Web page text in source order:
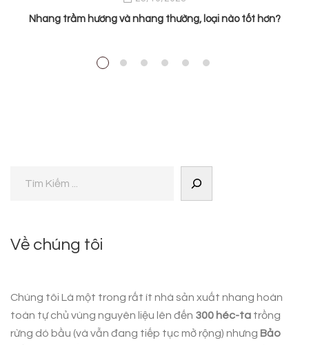
Nhang trầm hương và nhang thường, loại nào tốt hơn?
Về chúng tôi
Chúng tôi Là một trong rất ít nhà sản xuất nhang hoàn
toàn tự chủ vùng nguyên liệu lên đến 300 héc-ta trồng
rừng dó bầu (và vẫn đang tiếp tục mở rộng) nhưng Bảo